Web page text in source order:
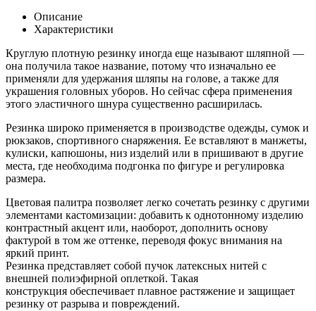
Описание
Характеристики
Круглую плотную резинку иногда еще называют шляпной —
она получила такое название, потому что изначально ее
применяли для удержания шляпы на голове, а также для
украшения головных уборов. Но сейчас сфера применения
этого эластичного шнура существенно расширилась.
Резинка широко применяется в производстве одежды, сумок и
рюкзаков, спортивного снаряжения. Ее вставляют в манжеты,
кулиски, капюшоны, низ изделий или в пришивают в другие
места, где необходима подгонка по фигуре и регулировка
размера.
Цветовая палитра позволяет легко сочетать резинку с другими
элементами кастомизации: добавить к однотонному изделию
контрастный акцент или, наоборот, дополнить основу
фактурой в том же оттенке, переводя фокус внимания на
яркий принт.
Резинка представляет собой пучок латексных нитей с
внешней полиэфирной оплеткой. Такая
конструкция обеспечивает плавное растяжение и защищает
резинку от разрыва и повреждений.